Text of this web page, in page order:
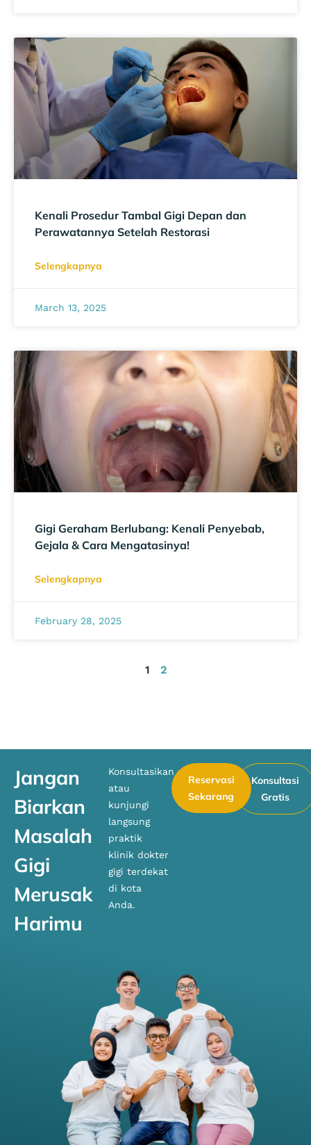
Kenali Prosedur Tambal Gigi Depan dan
Perawatannya Setelah Restorasi
Selengkapnya
March 13, 2025
Gigi Geraham Berlubang: Kenali Penyebab,
Gejala & Cara Mengatasinya!
Selengkapnya
February 28, 2025
1 2
Jangan
Biarkan
Masalah
Gigi
Merusak
Harimu
Konsultasikan
atau
kunjungi
langsung
praktik
klinik dokter
gigi terdekat
di kota
Anda.
Reservasi
Sekarang
Konsultasi
Gratis